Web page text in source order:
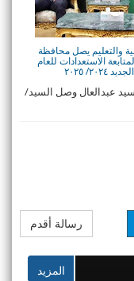
والتعليم يصل محافظة
الاستعدادات للعام
٢٠٢٥
عبدالعال وصل السيد/
رسالة أقدم